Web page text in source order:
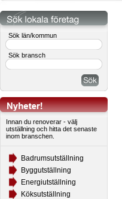
Sök län/kommun
Sök bransch
Innan du renoverar - välj
utställning och hitta det senaste
inom branschen.
Badrumsutställning
Byggutställning
Energiutställning
Köksutställning